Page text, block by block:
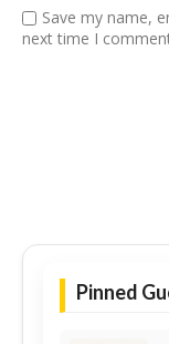
Save my name,
next time I
Pinned